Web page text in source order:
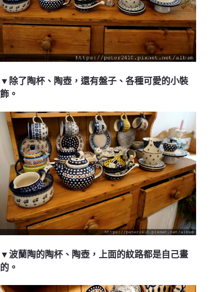
▼除了陶杯、陶壺，還有盤子、各種可愛的小裝
飾。
▼波蘭陶的陶杯、陶壺，上面的紋路都是自己畫
的。